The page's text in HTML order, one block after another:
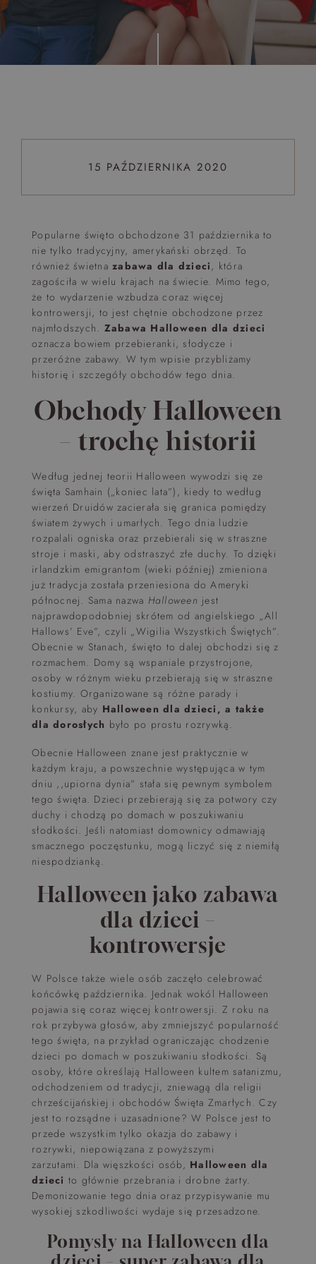
Top 5 bestsellers
WAKACJE nad morzem - Wyspa Skarbów - Pełne
atrakcji Lato 2026
15 PAŹDZIERNIKA 2020
Popularne święto obchodzone 31 października to
nie tylko tradycyjny, amerykański obrzęd. To
również świetna zabawa dla dzieci, która
zagościła w wielu krajach na świecie. Mimo tego,
że to wydarzenie wzbudza coraz więcej
kontrowersji, to jest chętnie obchodzone przez
najmłodszych. Zabawa Halloween dla dzieci
oznacza bowiem przebieranki, słodycze i
przeróżne zabawy. W tym wpisie przybliżamy
historię i szczegóły obchodów tego dnia.
Obchody Halloween
– trochę historii
Według jednej teorii Halloween wywodzi się ze
święta Samhain („koniec lata”), kiedy to według
wierzeń Druidów zacierała się granica pomiędzy
światem żywych i umarłych. Tego dnia ludzie
rozpalali ogniska oraz przebierali się w straszne
stroje i maski, aby odstraszyć złe duchy. To dzięki
irlandzkim emigrantom (wieki później) zmieniona
już tradycja została przeniesiona do Ameryki
północnej. Sama nazwa Halloween jest
najprawdopodobniej skrótem od angielskiego „All
Hallows’ Eve”, czyli „Wigilia Wszystkich Świętych”.
Obecnie w Stanach, święto to dalej obchodzi się z
rozmachem. Domy są wspaniale przystrojone,
osoby w różnym wieku przebierają się w straszne
kostiumy. Organizowane są różne parady i
konkursy, aby Halloween dla dzieci, a także
dla dorosłych było po prostu rozrywką.
Obecnie Halloween znane jest praktycznie w
każdym kraju, a powszechnie występująca w tym
dniu ,,upiorna dynia” stała się pewnym symbolem
tego święta. Dzieci przebierają się za potwory czy
duchy i chodzą po domach w poszukiwaniu
słodkości. Jeśli natomiast domownicy odmawiają
smacznego poczęstunku, mogą liczyć się z niemiłą
niespodzianką.
Halloween jako zabawa
dla dzieci –
kontrowersje
W Polsce także wiele osób zaczęło celebrować
końcówkę października. Jednak wokól Halloween
pojawia się coraz więcej kontrowersji. Z roku na
rok przybywa głosów, aby zmniejszyć popularność
tego święta, na przykład ograniczając chodzenie
dzieci po domach w poszukiwaniu słodkości. Są
osoby, które określają Halloween kultem satanizmu,
odchodzeniem od tradycji, zniewagą dla religii
chrześcijańskiej i obchodów Święta Zmarłych. Czy
jest to rozsądne i uzasadnione? W Polsce jest to
przede wszystkim tylko okazja do zabawy i
rozrywki, niepowiązana z powyższymi
zarzutami. Dla więszkości osób, Halloween dla
dzieci to głównie przebrania i drobne żarty.
Demonizowanie tego dnia oraz przypisywanie mu
wysokiej szkodliwości wydaje się przesadzone.
Pomysły na Halloween dla